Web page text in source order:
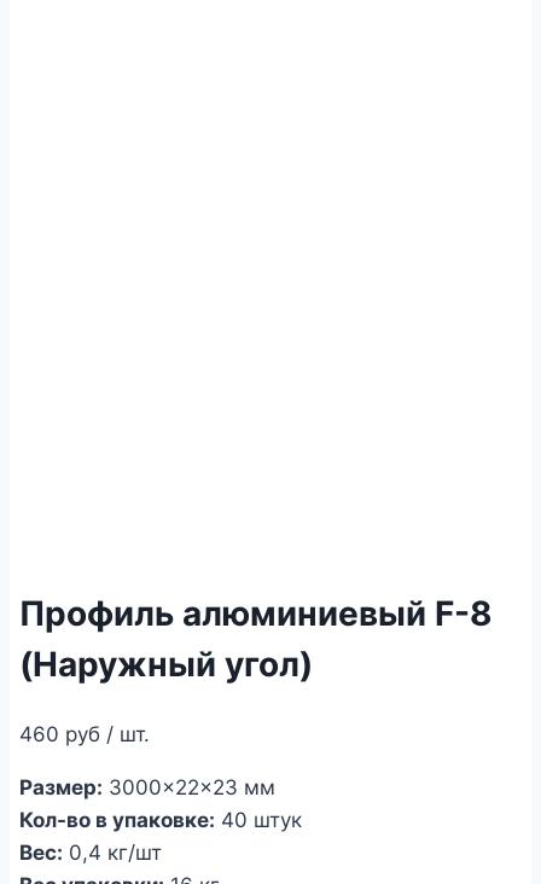
Профиль алюминиевый F-8
(Наружный угол)
460 руб / шт.
Размер: 3000×22×23 мм
Кол-во в упаковке: 40 штук
Вес: 0,4 кг/шт